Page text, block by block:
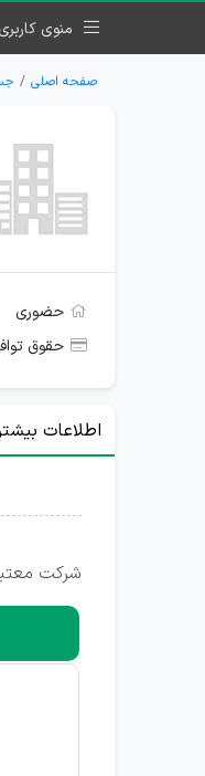
منوی کاربری
صفحه اصلی
حضوری
حقوق
اطلاعات
شرکت